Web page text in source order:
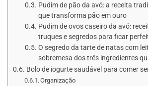
Pudim de pão da avó: a receita
que transforma pão em ouro
Pudim de ovos caseiro da avó:
truques e segredos para ficar
O segredo da tarte de natas com
sobremesa dos três ingredientes
Bolo de iogurte saudável para comer
Organização